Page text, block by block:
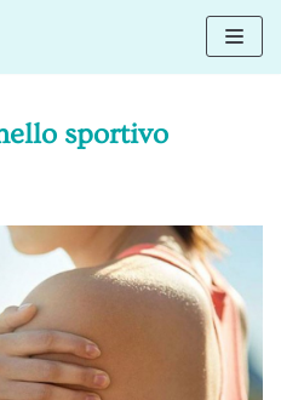
sportivo